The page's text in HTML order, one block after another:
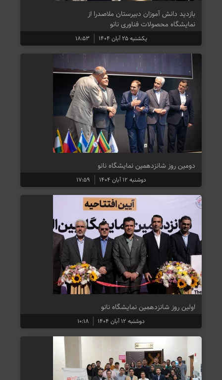
بازدید دانش آموزان دبیرستان ملاصدرا از
نمایشگاه محصولات فناوری نانو
یکشنبه ۲۵ آبان ۱۴۰۴ ۱۸:۵۳
دومین روز شانزدهمین نمایشگاه نانو
دوشنبه ۱۲ آبان ۱۴۰۴ ۱۷:۵۹
اولین روز شانزدهمین نمایشگاه نانو
دوشنبه ۱۲ آبان ۱۴۰۴ ۱۰:۱۸